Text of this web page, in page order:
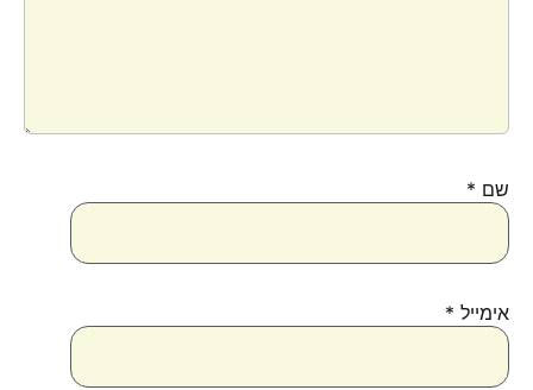
שם *
אימייל *